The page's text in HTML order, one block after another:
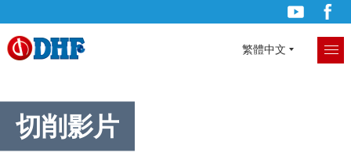
繁體中文
切削影片